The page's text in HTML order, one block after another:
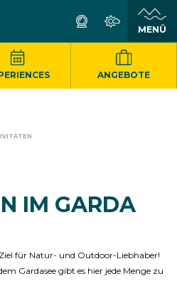
ANGEBOTE
IM GARDA
für Natur- und Outdoor-Liebhaber!
Gardasee gibt es hier jede Menge zu